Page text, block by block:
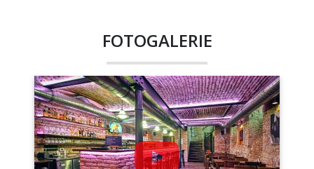
FOTOGALERIE